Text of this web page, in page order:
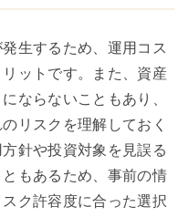
生するため、運用コス
ットです。また、資産
ならないこともあり、
リスクを理解しておく
針や投資対象を見誤る
もあるため、事前の情
ク許容度に合った選択